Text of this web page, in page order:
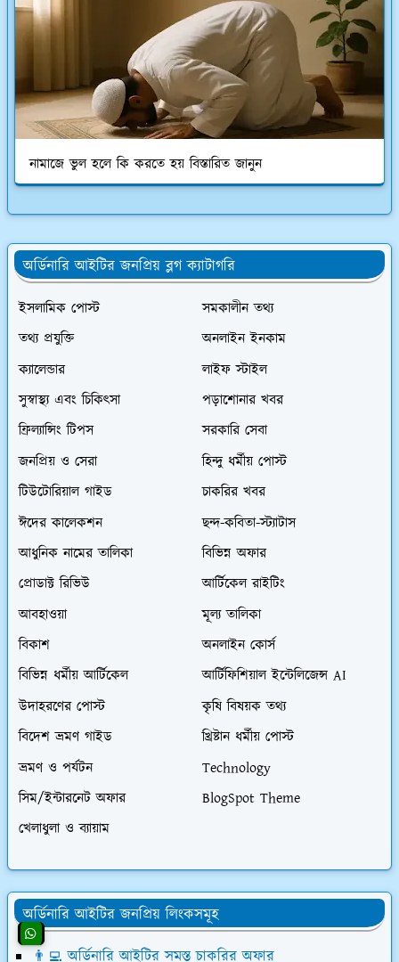
নামাজে ভুল হলে কি করতে হয় বিস্তারিত জানুন
অর্ডিনারি আইটির জনপ্রিয় ব্লগ ক্যাটাগরি
ইসলামিক পোস্ট
সমকালীন তথ্য
তথ্য প্রযুক্তি
অনলাইন ইনকাম
ক্যালেন্ডার
লাইফ স্টাইল
সুস্বাস্থ্য এবং চিকিৎসা
পড়াশোনার খবর
ফ্রিল্যান্সিং টিপস
সরকারি সেবা
জনপ্রিয় ও সেরা
হিন্দু ধর্মীয় পোস্ট
টিউটোরিয়াল গাইড
চাকরির খবর
ঈদের কালেকশন
ছন্দ-কবিতা-স্ট্যাটাস
আধুনিক নামের তালিকা
বিভিন্ন অফার
প্রোডাক্ট রিভিউ
আর্টিকেল রাইটিং
আবহাওয়া
মূল্য তালিকা
বিকাশ
অনলাইন কোর্স
বিভিন্ন ধর্মীয় আর্টিকেল
আর্টিফিশিয়াল ইন্টেলিজেন্স AI
উদাহরণের পোস্ট
কৃষি বিষয়ক তথ্য
বিদেশ ভ্রমণ গাইড
খ্রিষ্টান ধর্মীয় পোস্ট
ভ্রমণ ও পর্যটন
Technology
সিম/ইন্টারনেট অফার
BlogSpot Theme
খেলাধুলা ও ব্যায়াম
অর্ডিনারি আইটির জনপ্রিয় লিংকসমূহ
👨‍💻 অর্ডিনারি আইটির সমস্ত চাকরির অফার